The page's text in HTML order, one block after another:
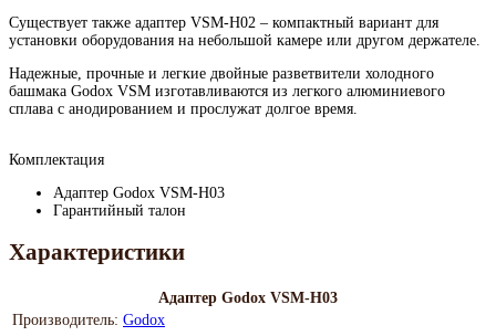
Существует также адаптер VSM-H02 – компактный вариант для
установки оборудования на небольшой камере или другом держателе.
Надежные, прочные и легкие двойные разветвители холодного
башмака Godox VSM изготавливаются из легкого алюминиевого
сплава с анодированием и прослужат долгое время.
Комплектация
Адаптер Godox VSM-H03
Гарантийный талон
Характеристики
Адаптер Godox VSM-H03
Производитель: Godox